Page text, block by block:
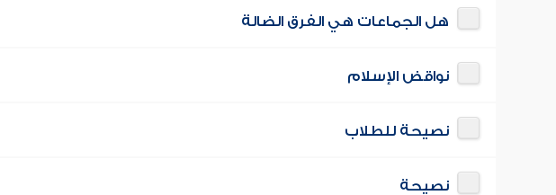
هل الجماعات هي الفرق الضالة
نواقض الإسلام
نصيحة للطلاب
نصيحة